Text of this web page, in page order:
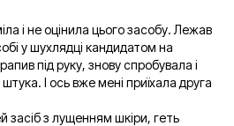
і не оцінила цього засобу. Лежав
у шухлядці кандидатом на
під руку, знову спробувала і
І ось вже мені приїхала друга
засіб з лущенням шкіри, геть